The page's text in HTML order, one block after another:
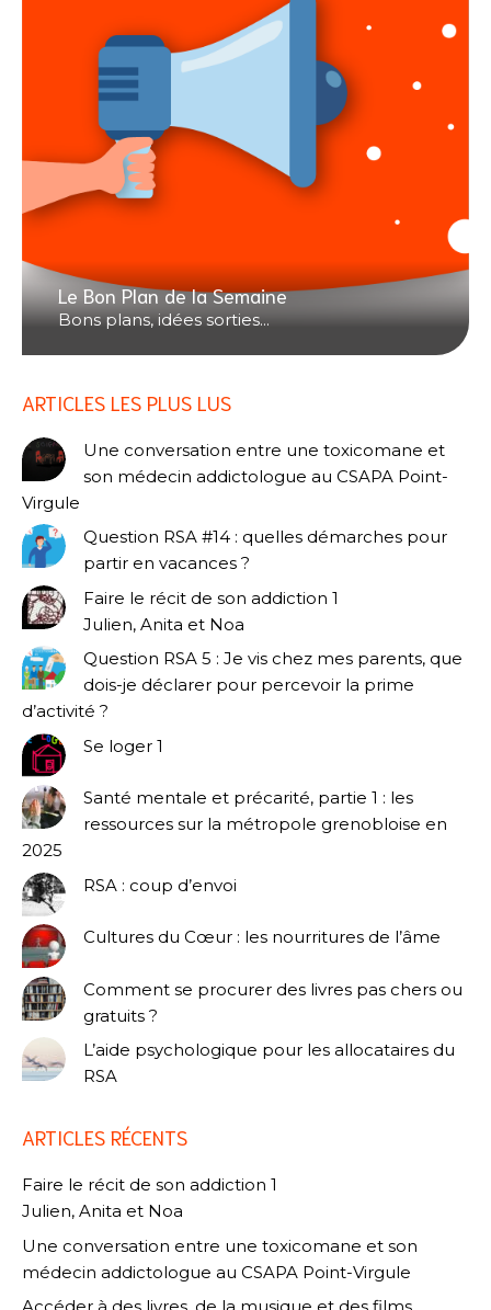
Le Bon Plan de la Semaine
Bons plans, idées sorties...
ARTICLES LES PLUS LUS
Une conversation entre une toxicomane et
son médecin addictologue au CSAPA Point-
Virgule
Question RSA #14 : quelles démarches pour
partir en vacances ?
Faire le récit de son addiction 1
Julien, Anita et Noa
Question RSA 5 : Je vis chez mes parents, que
dois-je déclarer pour percevoir la prime
d’activité ?
Se loger 1
Santé mentale et précarité, partie 1 : les
ressources sur la métropole grenobloise en
2025
RSA : coup d’envoi
Cultures du Cœur : les nourritures de l’âme
Comment se procurer des livres pas chers ou
gratuits ?
L’aide psychologique pour les allocataires du
RSA
ARTICLES RÉCENTS
Faire le récit de son addiction 1
Julien, Anita et Noa
Une conversation entre une toxicomane et son
médecin addictologue au CSAPA Point-Virgule